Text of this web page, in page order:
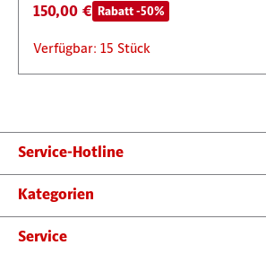
150,00 € Rabatt -50%
Verfügbar: 15 Stück
Service-Hotline
Kategorien
Service